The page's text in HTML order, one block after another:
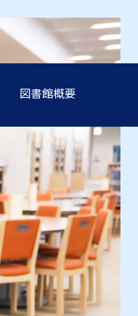
へ
学生の方へ
へ
学生の方へ
へ
学生の方へ
へ
学生の方へ
図書館概要
へ
学生の方へ